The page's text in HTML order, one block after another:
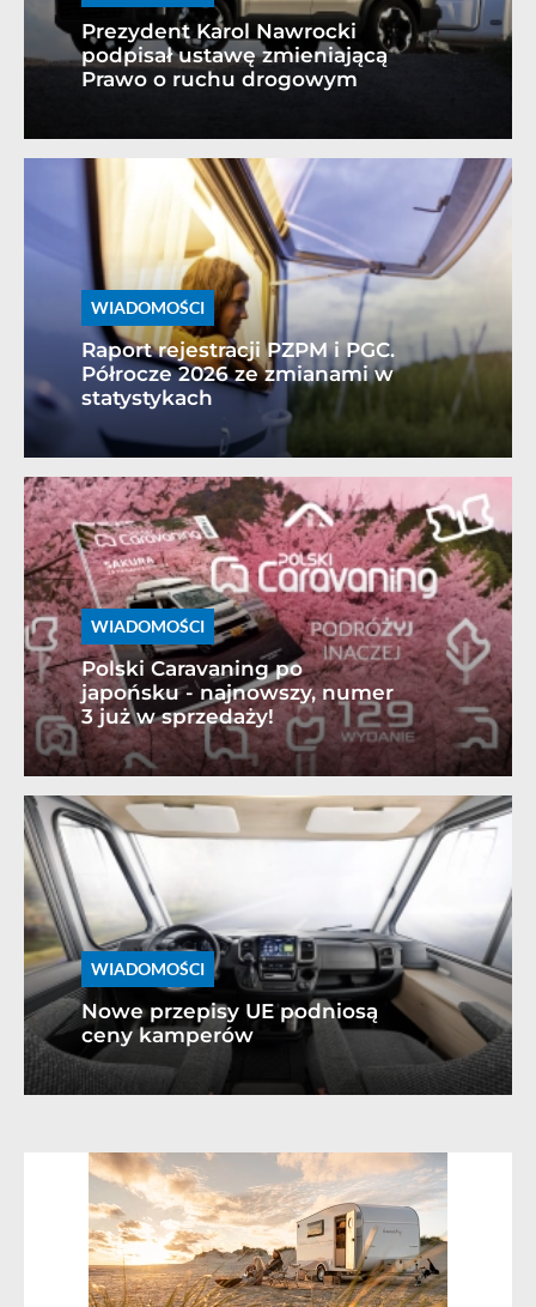
Prezydent Karol Nawrocki
podpisał ustawę zmieniającą
Prawo o ruchu drogowym
WIADOMOŚCI
Raport rejestracji PZPM i PGC.
Półrocze 2026 ze zmianami w
statystykach
WIADOMOŚCI
Polski Caravaning po
japońsku - najnowszy, numer
3 już w sprzedaży!
WIADOMOŚCI
Nowe przepisy UE podniosą
ceny kamperów